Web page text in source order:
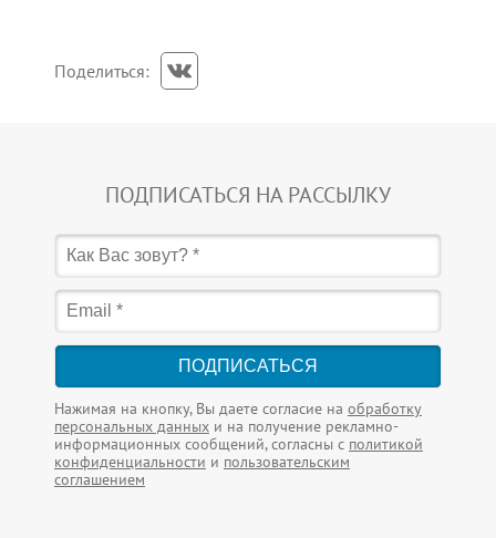
Поделиться:
ПОДПИСАТЬСЯ НА РАССЫЛКУ
ПОДПИСАТЬСЯ
Нажимая на кнопку, Вы даете согласие на обработку
персональных данных и на получение рекламно-
информационных сообщений, согласны с политикой
конфиденциальности и пользовательским
соглашением